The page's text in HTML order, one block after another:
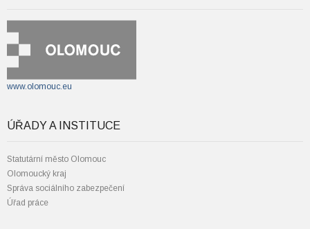
www.olomouc.eu
ÚŘADY A INSTITUCE
Statutární město Olomouc
Olomoucký kraj
Správa sociálního zabezpečení
Úřad práce